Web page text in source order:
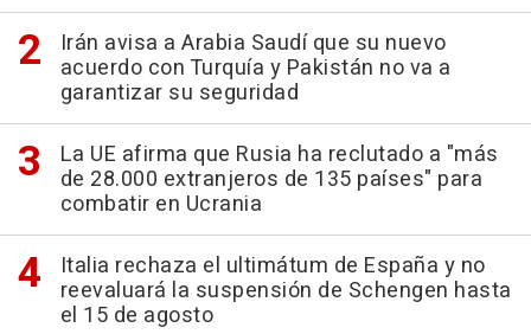
Irán avisa a Arabia Saudí que su nuevo
acuerdo con Turquía y Pakistán no va a
garantizar su seguridad
La UE afirma que Rusia ha reclutado a "más
de 28.000 extranjeros de 135 países" para
combatir en Ucrania
Italia rechaza el ultimátum de España y no
reevaluará la suspensión de Schengen hasta
el 15 de agosto